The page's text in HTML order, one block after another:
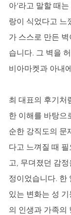
아’라고 말할 때
랑이 식었다고 느
가 스스로 만든
습니다. 그 벽을
비아마켓과 아내
최 대표의 후기처
한 이해를 바탕으
순한 강직도의 문
다고 느껴질 때
고, 무뎌졌던 감
정이었습니다. 한
있는 변화는 성
의 인생과 가족의